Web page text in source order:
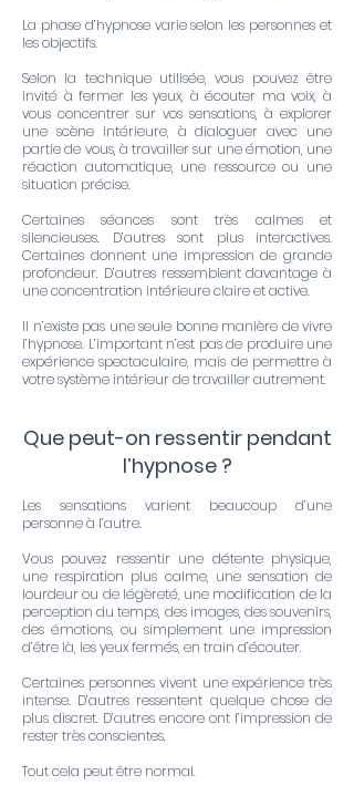
La phase d’hypnose varie selon les personnes et
les objectifs.
Selon la technique utilisée, vous pouvez être
invité à fermer les yeux, à écouter ma voix, à
vous concentrer sur vos sensations, à explorer
une scène intérieure, à dialoguer avec une
partie de vous, à travailler sur une émotion, une
réaction automatique, une ressource ou une
situation précise.
Certaines séances sont très calmes et
silencieuses. D’autres sont plus interactives.
Certaines donnent une impression de grande
profondeur. D’autres ressemblent davantage à
une concentration intérieure claire et active.
Il n’existe pas une seule bonne manière de vivre
l’hypnose. L’important n’est pas de produire une
expérience spectaculaire, mais de permettre à
votre système intérieur de travailler autrement.
Que peut-on ressentir pendant
l’hypnose ?
Les sensations varient beaucoup d’une
personne à l’autre.
Vous pouvez ressentir une détente physique,
une respiration plus calme, une sensation de
lourdeur ou de légèreté, une modification de la
perception du temps, des images, des souvenirs,
des émotions, ou simplement une impression
d’être là, les yeux fermés, en train d’écouter.
Certaines personnes vivent une expérience très
intense. D’autres ressentent quelque chose de
plus discret. D’autres encore ont l’impression de
rester très conscientes.
Tout cela peut être normal.